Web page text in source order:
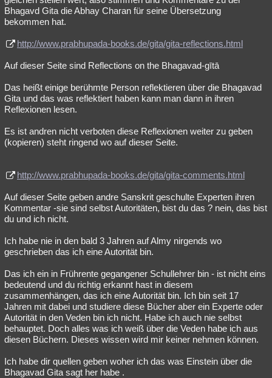
Bhagavd Gita die Abhay Charan für seine Übersetzung
bekommen hat.
http://www.prabhupada-books.de/gita/gita-reflections.html
Auf dieser Seite sind Reflections on the Bhagavad-gītā
Das heißt einige berühmte Person reflektieren über die Bhagavad
Gita und das was reflektiert haben kann man dann in ihren
Reflexionen lesen.
Es ist andren nicht verboten diese Reflexionen weiter zu geben
(kopieren) steht ringend wo auf dieser Seite.
http://www.prabhupada-books.de/gita/gita-comments.html
Auf dieser Seite geben andre Sanskrit geschulte Experten ihren
Kommentar -sie sind selbst Autoritäten, bist du das ? nein, das bist
du und ich nicht.
Ich habe nie in den bald 3 Jahren auf Almy nirgends wo
geschrieben das ich eine Autorität bin.
Das ich ein in Frührente gegangener Schullehrer bin - ist nicht eins
bedeutend und du richtig erkannt hast in diesem
zusammenhängen, das ich eine Autorität bin. Ich bin seit 17
Jahren mit dabei und studiere diese Bücher aber ein Experte oder
Autorität in den Veden bin ich nicht. Habe ich auch nie selbst
behauptet. Doch alles was ich weiß über die Veden habe ich aus
diesen Büchern. Dieses wissen wird mir keiner nehmen können.
Ich habe dir quellen geben woher ich das was Einstein über die
Bhagavad Gita sagt her habe .